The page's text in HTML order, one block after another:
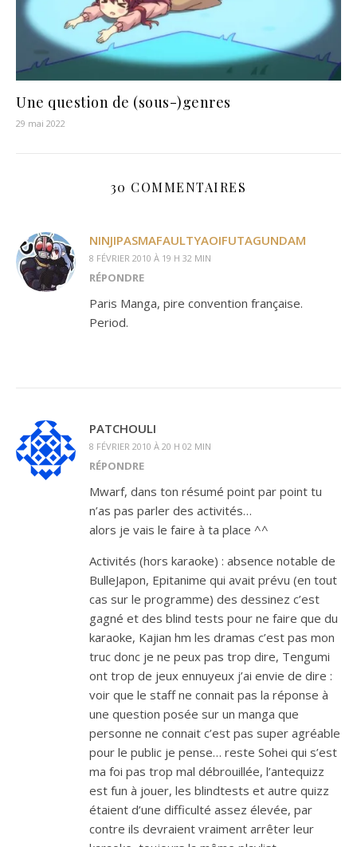
Une question de (sous-)genres
29 mai 2022
30 COMMENTAIRES
NINJIPASMAFAULTYAOIFUTAGUNDAM
8 FÉVRIER 2010 À 19 H 32 MIN
RÉPONDRE
Paris Manga, pire convention française.
Period.
PATCHOULI
8 FÉVRIER 2010 À 20 H 02 MIN
RÉPONDRE
Mwarf, dans ton résumé point par point tu
n’as pas parler des activités…
alors je vais le faire à ta place ^^
Activités (hors karaoke) : absence notable de
BulleJapon, Epitanime qui avait prévu (en tout
cas sur le programme) des dessinez c’est
gagné et des blind tests pour ne faire que du
karaoke, Kajian hm les dramas c’est pas mon
truc donc je ne peux pas trop dire, Tengumi
ont trop de jeux ennuyeux j’ai envie de dire :
voir que le staff ne connait pas la réponse à
une question posée sur un manga que
personne ne connait c’est pas super agréable
pour le public je pense… reste Sohei qui s’est
ma foi pas trop mal débrouillée, l’antequizz
est fun à jouer, les blindtests et autre quizz
étaient d’une difficulté assez élevée, par
contre ils devraient vraiment arrêter leur